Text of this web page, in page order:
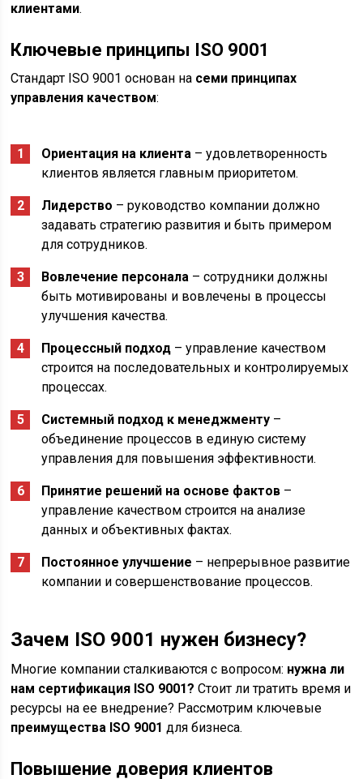
клиентами.
Ключевые принципы ISO 9001
Стандарт ISO 9001 основан на семи принципах
управления качеством:
Ориентация на клиента – удовлетворенность
клиентов является главным приоритетом.
Лидерство – руководство компании должно
задавать стратегию развития и быть примером
для сотрудников.
Вовлечение персонала – сотрудники должны
быть мотивированы и вовлечены в процессы
улучшения качества.
Процессный подход – управление качеством
строится на последовательных и контролируемых
процессах.
Системный подход к менеджменту –
объединение процессов в единую систему
управления для повышения эффективности.
Принятие решений на основе фактов –
управление качеством строится на анализе
данных и объективных фактах.
Постоянное улучшение – непрерывное развитие
компании и совершенствование процессов.
Зачем ISO 9001 нужен бизнесу?
Многие компании сталкиваются с вопросом: нужна ли
нам сертификация ISO 9001? Стоит ли тратить время и
ресурсы на ее внедрение? Рассмотрим ключевые
преимущества ISO 9001 для бизнеса.
Повышение доверия клиентов